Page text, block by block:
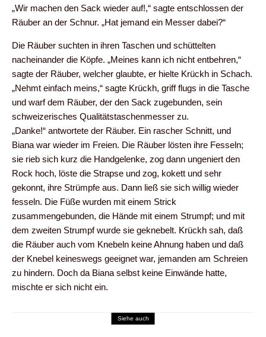
„Wir machen den Sack wieder auf!,“ sagte entschlossen der
Räuber an der Schnur. „Hat jemand ein Messer dabei?“
Die Räuber suchten in ihren Taschen und schüttelten
nacheinander die Köpfe. „Meines kann ich nicht entbehren,“
sagte der Räuber, welcher glaubte, er hielte Krückh in Schach.
„Nehmt einfach meins,“ sagte Krückh, griff flugs in die Tasche
und warf dem Räuber, der den Sack zugebunden, sein
schweizerisches Qualitätstaschenmesser zu.
„Danke!“ antwortete der Räuber. Ein rascher Schnitt, und
Biana war wieder im Freien. Die Räuber lösten ihre Fesseln;
sie rieb sich kurz die Handgelenke, zog dann ungeniert den
Rock hoch, löste die Strapse und zog, kokett und sehr
gekonnt, ihre Strümpfe aus. Dann ließ sie sich willig wieder
fesseln. Die Füße wurden mit einem Strick
zusammengebunden, die Hände mit einem Strumpf; und mit
dem zweiten Strumpf wurde sie geknebelt. Krückh sah, daß
die Räuber auch vom Knebeln keine Ahnung haben und daß
der Knebel keineswegs geeignet war, jemanden am Schreien
zu hindern. Doch da Biana selbst keine Einwände hatte,
mischte er sich nicht ein.
Siehe auch